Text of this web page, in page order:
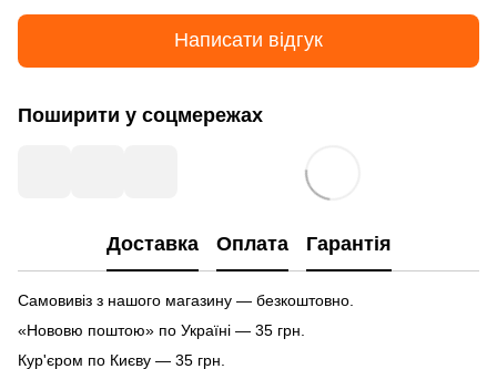
Написати відгук
Поширити у соцмережах
Доставка Оплата Гарантія
Самовивіз з нашого магазину — безкоштовно.
«Нововю поштою» по Україні — 35 грн.
Кур'єром по Києву — 35 грн.